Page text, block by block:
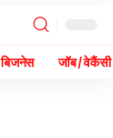
बिजनेस जॉब / वेकैंसी